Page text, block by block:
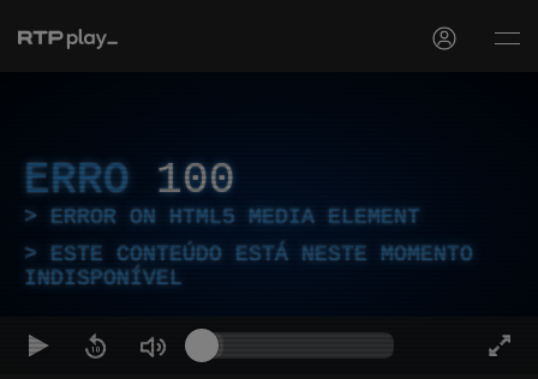
ERRO 100
ERROR ON HTML5 MEDIA ELEMENT
ESTE CONTEÚDO ESTÁ NESTE MOMENTO
INDISPONÍVEL